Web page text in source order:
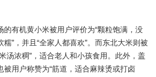
的有机黄小米被用户评价为“颗粒饱满，没
”，并且“全家人都喜欢”。而东北大米则被
汤浓稠”，适合老人和小孩食用。此外，盖
被用户称赞为“筋道，适合麻辣烫或打卤